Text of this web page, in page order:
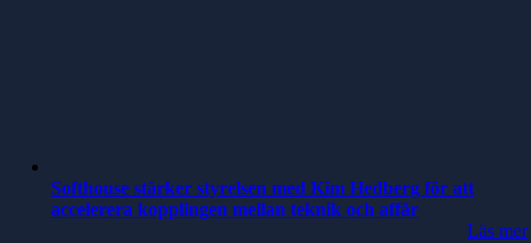
Softhouse stärker styrelsen med Kim Hedberg för att
accelerera kopplingen mellan teknik och affär
Läs mer